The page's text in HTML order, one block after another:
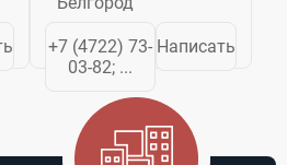
За это
продолжительное
время завод
прошел большой
эволюционный
путь развития,
приобрел...
+7 (4722) 73-
03-82; ...
Написать